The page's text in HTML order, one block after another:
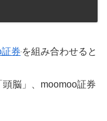
券 を組み合わせると
脳」、moomoo証券